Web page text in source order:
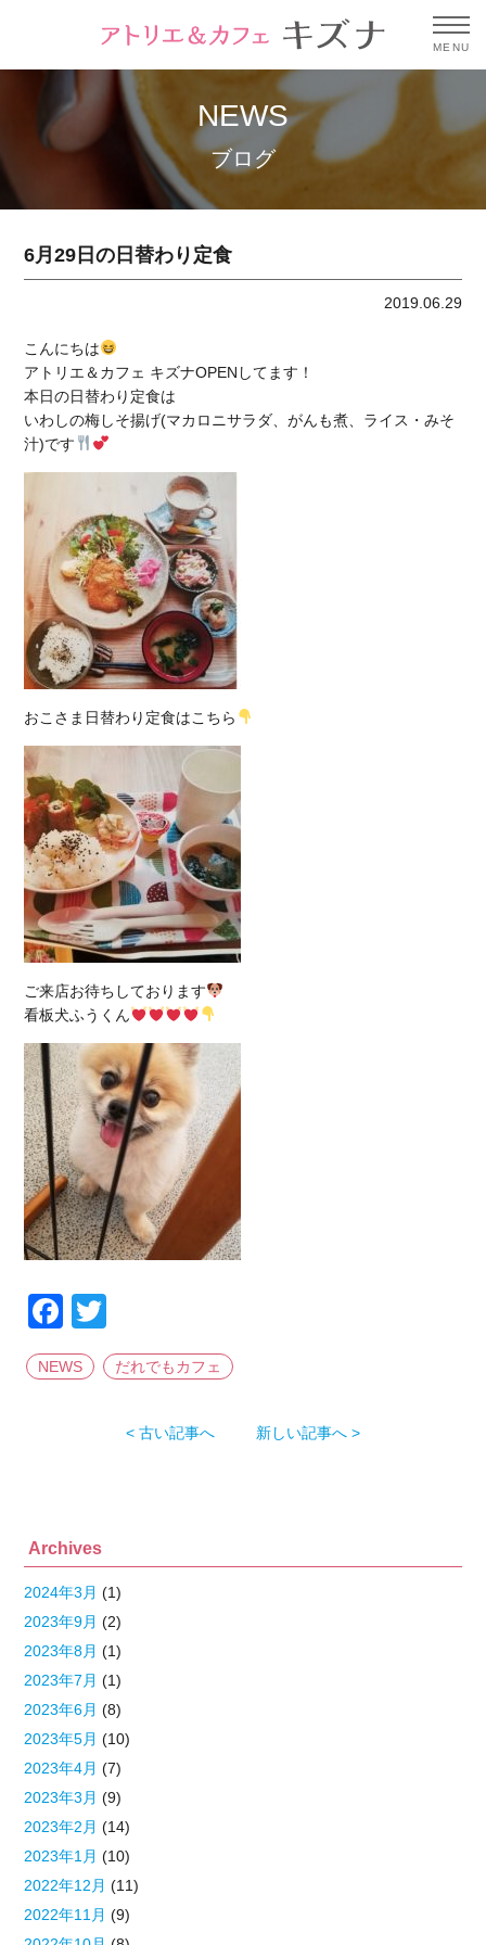
MENU
NEWS
ブログ
6月29日の日替わり定食
2019.06.29
こんにちは
アトリエ＆カフェ キズナOPENしてます！
本日の日替わり定食は
いわしの梅しそ揚げ(マカロニサラダ、がんも煮、ライス・みそ
汁)です
おこさま日替わり定食はこちら
ご来店お待ちしております
看板犬ふうくん
Facebook
NEWS だれでもカフェ
< 古い記事へ 新しい記事へ >
Archives
2024年3月 (1)
2023年9月 (2)
2023年8月 (1)
2023年7月 (1)
2023年6月 (8)
2023年5月 (10)
2023年4月 (7)
2023年3月 (9)
2023年2月 (14)
2023年1月 (10)
2022年12月 (11)
2022年11月 (9)